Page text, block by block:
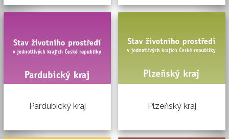
Pardubický kraj Plzeňský kraj